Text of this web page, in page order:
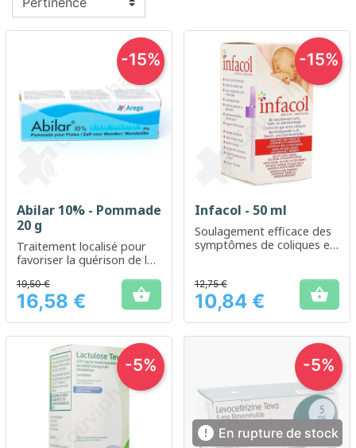
Abilar 10% - Pommade
20 g
Traitement localisé pour
favoriser la guérison de la
Prix
19,50 €
16,58 € 
-15%
Infacol - 50 ml
Soulagement efficace des
symptômes de coliques et
Prix
12,75 €
10,84 € 
-15%
-5%
 En rupture de stock
-5%